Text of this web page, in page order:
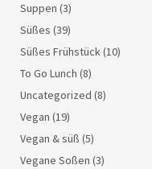
Suppen (3)
Süßes (39)
Süßes Frühstück(10)
To Go Lunch (8)
Uncategorized (8)
Vegan (19)
Vegan & süß (5)
Vegane Soßen (3)